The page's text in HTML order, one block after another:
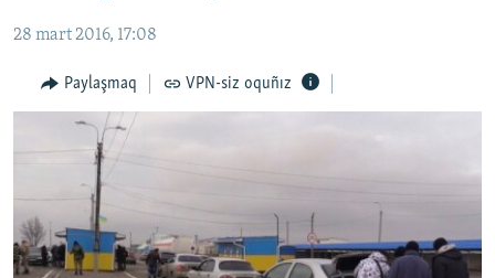
İNSAN AQLARI
VİDEO
BLOGLAR
Русский
28 mart 2016, 17:08
Paylaşmaq VPN-siz oquñız